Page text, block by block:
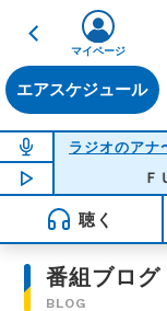
戻る
エアスケジュール
マイページ
NOW ON AIR
ラジオのアナ
NOW PLAYING
ＦＵ
聴く
番組ブログ
BLOG